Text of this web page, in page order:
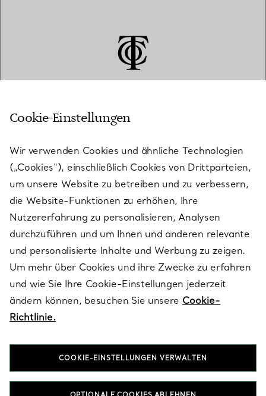
KUNDENSERVICE
SERVICES
ÜBER TIFFANY & CO.
RECHTLICHE HINWEISE
FOLGEN SIE UNS
Cookie-Einstellungen
Wir verwenden Cookies und ähnliche Technologien
(„Cookies“), einschließlich Cookies von Drittparteien,
um unsere Website zu betreiben und zu verbessern,
die Website-Funktionen zu erhöhen, Ihre
Nutzererfahrung zu personalisieren, Analysen
durchzuführen und um Ihnen und anderen relevante
und personalisierte Inhalte und Werbung zu zeigen.
Um mehr über Cookies und ihre Zwecke zu erfahren
und wie Sie Ihre Cookie-Einstellungen jederzeit
ändern können, besuchen Sie unsere Cookie-
Richtlinie.
COOKIE-EINSTELLUNGEN VERWALTEN